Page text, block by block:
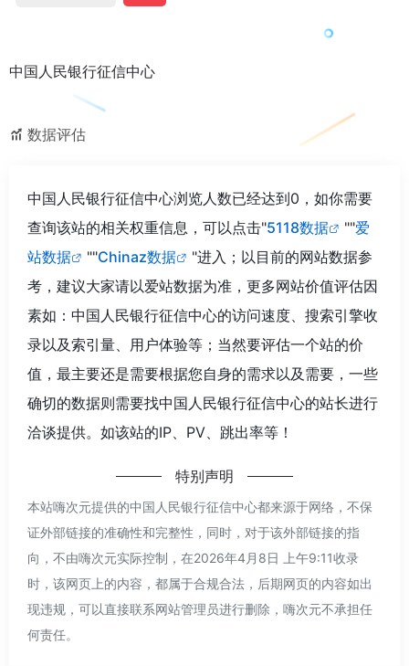
中国人民银行征信中心
数据评估
中国人民银行征信中心浏览人数已经达到0，如你需要
查询该站的相关权重信息，可以点击"5118数据 ""爱
站数据
""Chinaz数据
"进入；以目前的网站数据参
考，建议大家请以爱站数据为准，更多网站价值评估因
素如：中国人民银行征信中心的访问速度、搜索引擎收
录以及索引量、用户体验等；当然要评估一个站的价
值，最主要还是需要根据您自身的需求以及需要，一些
确切的数据则需要找中国人民银行征信中心的站长进行
洽谈提供。如该站的IP、PV、跳出率等！
特别声明
本站嗨次元提供的中国人民银行征信中心都来源于网络，不保
证外部链接的准确性和完整性，同时，对于该外部链接的指
向，不由嗨次元实际控制，在2026年4月8日 上午9:11收录
时，该网页上的内容，都属于合规合法，后期网页的内容如出
现违规，可以直接联系网站管理员进行删除，嗨次元不承担任
何责任。